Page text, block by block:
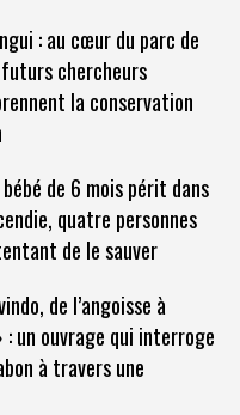
: au cœur du parc de
chercheurs
la conservation
de 6 mois périt dans
quatre personnes
de le sauver
de l’angoisse à
: un ouvrage qui interroge
à travers une